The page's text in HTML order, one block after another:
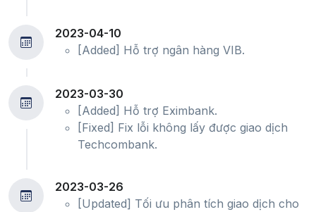
2023-04-10
[Added] Hỗ trợ ngân hàng VIB.
2023-03-30
[Added] Hỗ trợ Eximbank.
[Fixed] Fix lỗi không lấy được giao dịch
Techcombank.
2023-03-26
[Updated] Tối ưu phân tích giao dịch cho